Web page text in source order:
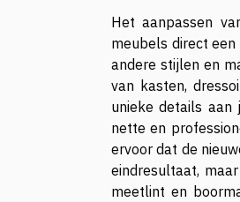
Het aanpassen
meubels direct
andere stijlen en
van kasten,
unieke details aan
nette en
ervoor dat de
eindresultaat,
meetlint en